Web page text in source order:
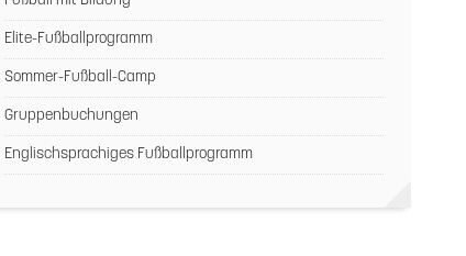
Elite-Fußballprogramm
Sommer-Fußball-Camp
Gruppenbuchungen
Englischsprachiges Fußballprogramm